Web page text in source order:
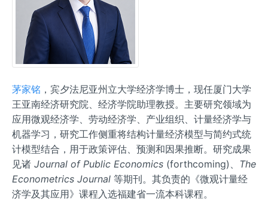
茅家铭 ，宾夕法尼亚州立大学经济学博士，现任厦门大学
王亚南经济研究院、经济学院助理教授。主要研究领域为
应用微观经济学、劳动经济学、产业组织、计量经济学与
机器学习，研究工作侧重将结构计量经济模型与简约式统
计模型结合，用于政策评估、预测和因果推断。研究成果
见诸 Journal of Public Economics (forthcoming)、 The
Econometrics Journal 等期刊。其负责的《微观计量经
济学及其应用》课程入选福建省一流本科课程。